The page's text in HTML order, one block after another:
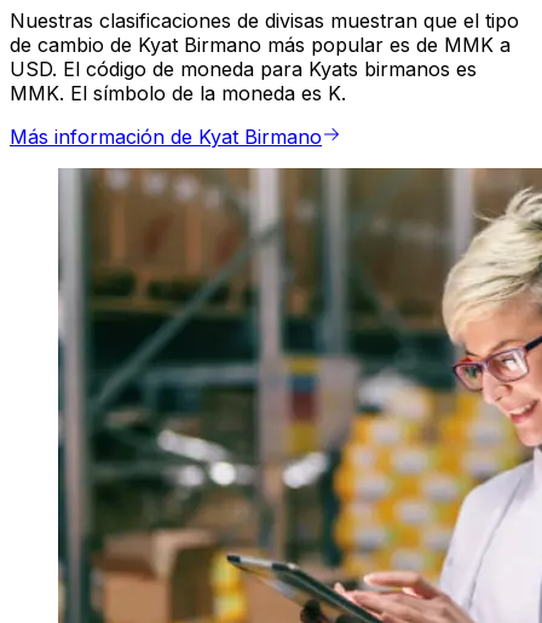
Nuestras clasificaciones de divisas muestran que el tipo
de cambio de Kyat Birmano más popular es de MMK a
USD. El código de moneda para Kyats birmanos es
MMK. El símbolo de la moneda es K.
Más información de Kyat Birmano